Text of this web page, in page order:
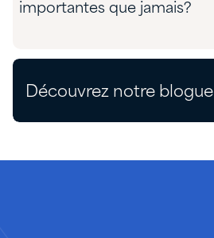
importantes que jamais?
Découvrez notre blogue